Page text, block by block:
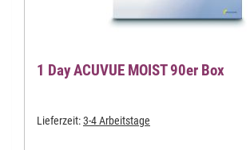
1 Day ACUVUE MOIST 90er Box
Lieferzeit:3-4 Arbeitstage